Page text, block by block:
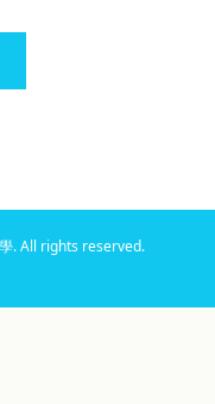
. All rights reserved.